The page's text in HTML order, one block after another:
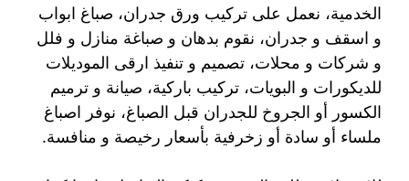
الخدمية، نعمل على تركيب ورق جدران، صباغ ابواب
و اسقف و جدران، نقوم بدهان و صباغة منازل و فلل
و شركات و محلات، تصميم و تنفيذ ارقى الموديلات
للديكورات و البويات، تركيب باركية، صيانة و ترميم
الكسور أو الجروخ للجدران قبل الصباغ، نوفر اصباغ
ملساء أو سادة أو زخرفية بأسعار رخيصة و منافسة.